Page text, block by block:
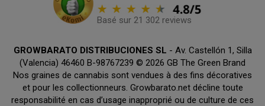
Basé sur 21 302 reviews
GROWBARATO DISTRIBUCIONES SL - Av. Castellón 1, Silla
(Valencia) 46460 B-98767239 © 2026 GB The Green Brand
Nos graines de cannabis sont vendues à des fins décoratives
et pour les collectionneurs. Growbarato.net décline toute
responsabilité en cas d’usage inapproprié ou de culture de ces